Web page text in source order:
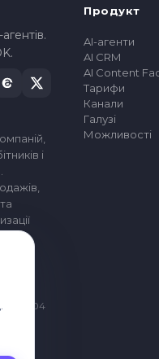
і
Продукт
AI-агенти
AI CRM
AI Content
Тарифи
Канали
Галузі
Можливості
19904